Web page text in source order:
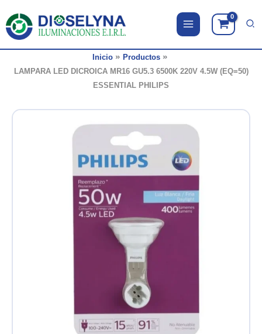
contenido
Inicio
Productos
LAMPARA LED DICROICA MR16 GU5.3 6500K 220V 4.5W (EQ=50)
ESSENTIAL PHILIPS